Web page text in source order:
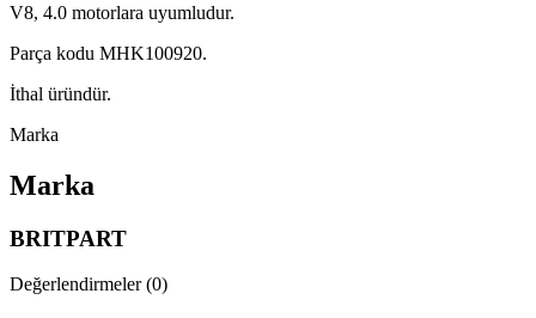
V8, 4.0 motorlara uyumludur.
Parça kodu MHK100920.
İthal üründür.
Marka
Marka
BRITPART
Değerlendirmeler (0)